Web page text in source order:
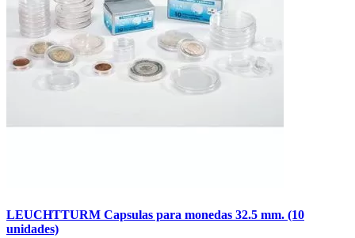
LEUCHTTURM Capsulas para monedas 32.5 mm. (10
unidades)